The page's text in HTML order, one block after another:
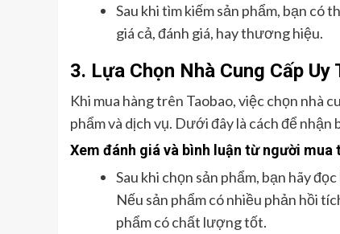
Sau khi tìm kiếm sản phẩm, bạn có
giá cả, đánh giá, hay thương hiệu.
3. Lựa Chọn Nhà Cung Cấp Uy
Khi mua hàng trên Taobao, việc chọn nhà
phẩm và dịch vụ. Dưới đây là cách để
Xem đánh giá và bình luận từ người mua
Sau khi chọn sản phẩm, bạn hãy
Nếu sản phẩm có nhiều phản hồi
phẩm có chất lượng tốt.